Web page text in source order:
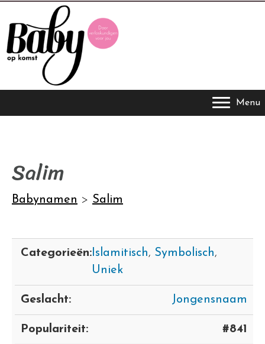
Menu
Salim
Babynamen > Salim
Categorieën:Islamitisch, Symbolisch,
Uniek
Geslacht: Jongensnaam
Populariteit: #841